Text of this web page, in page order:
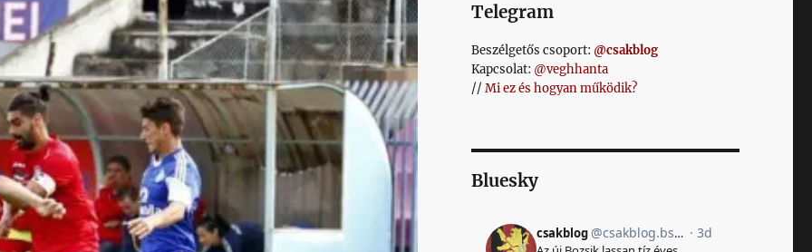
Telegram
Beszélgetős csoport: @csakblog
Kapcsolat: @veghhanta
// Mi ez és hogyan működik?
Bluesky